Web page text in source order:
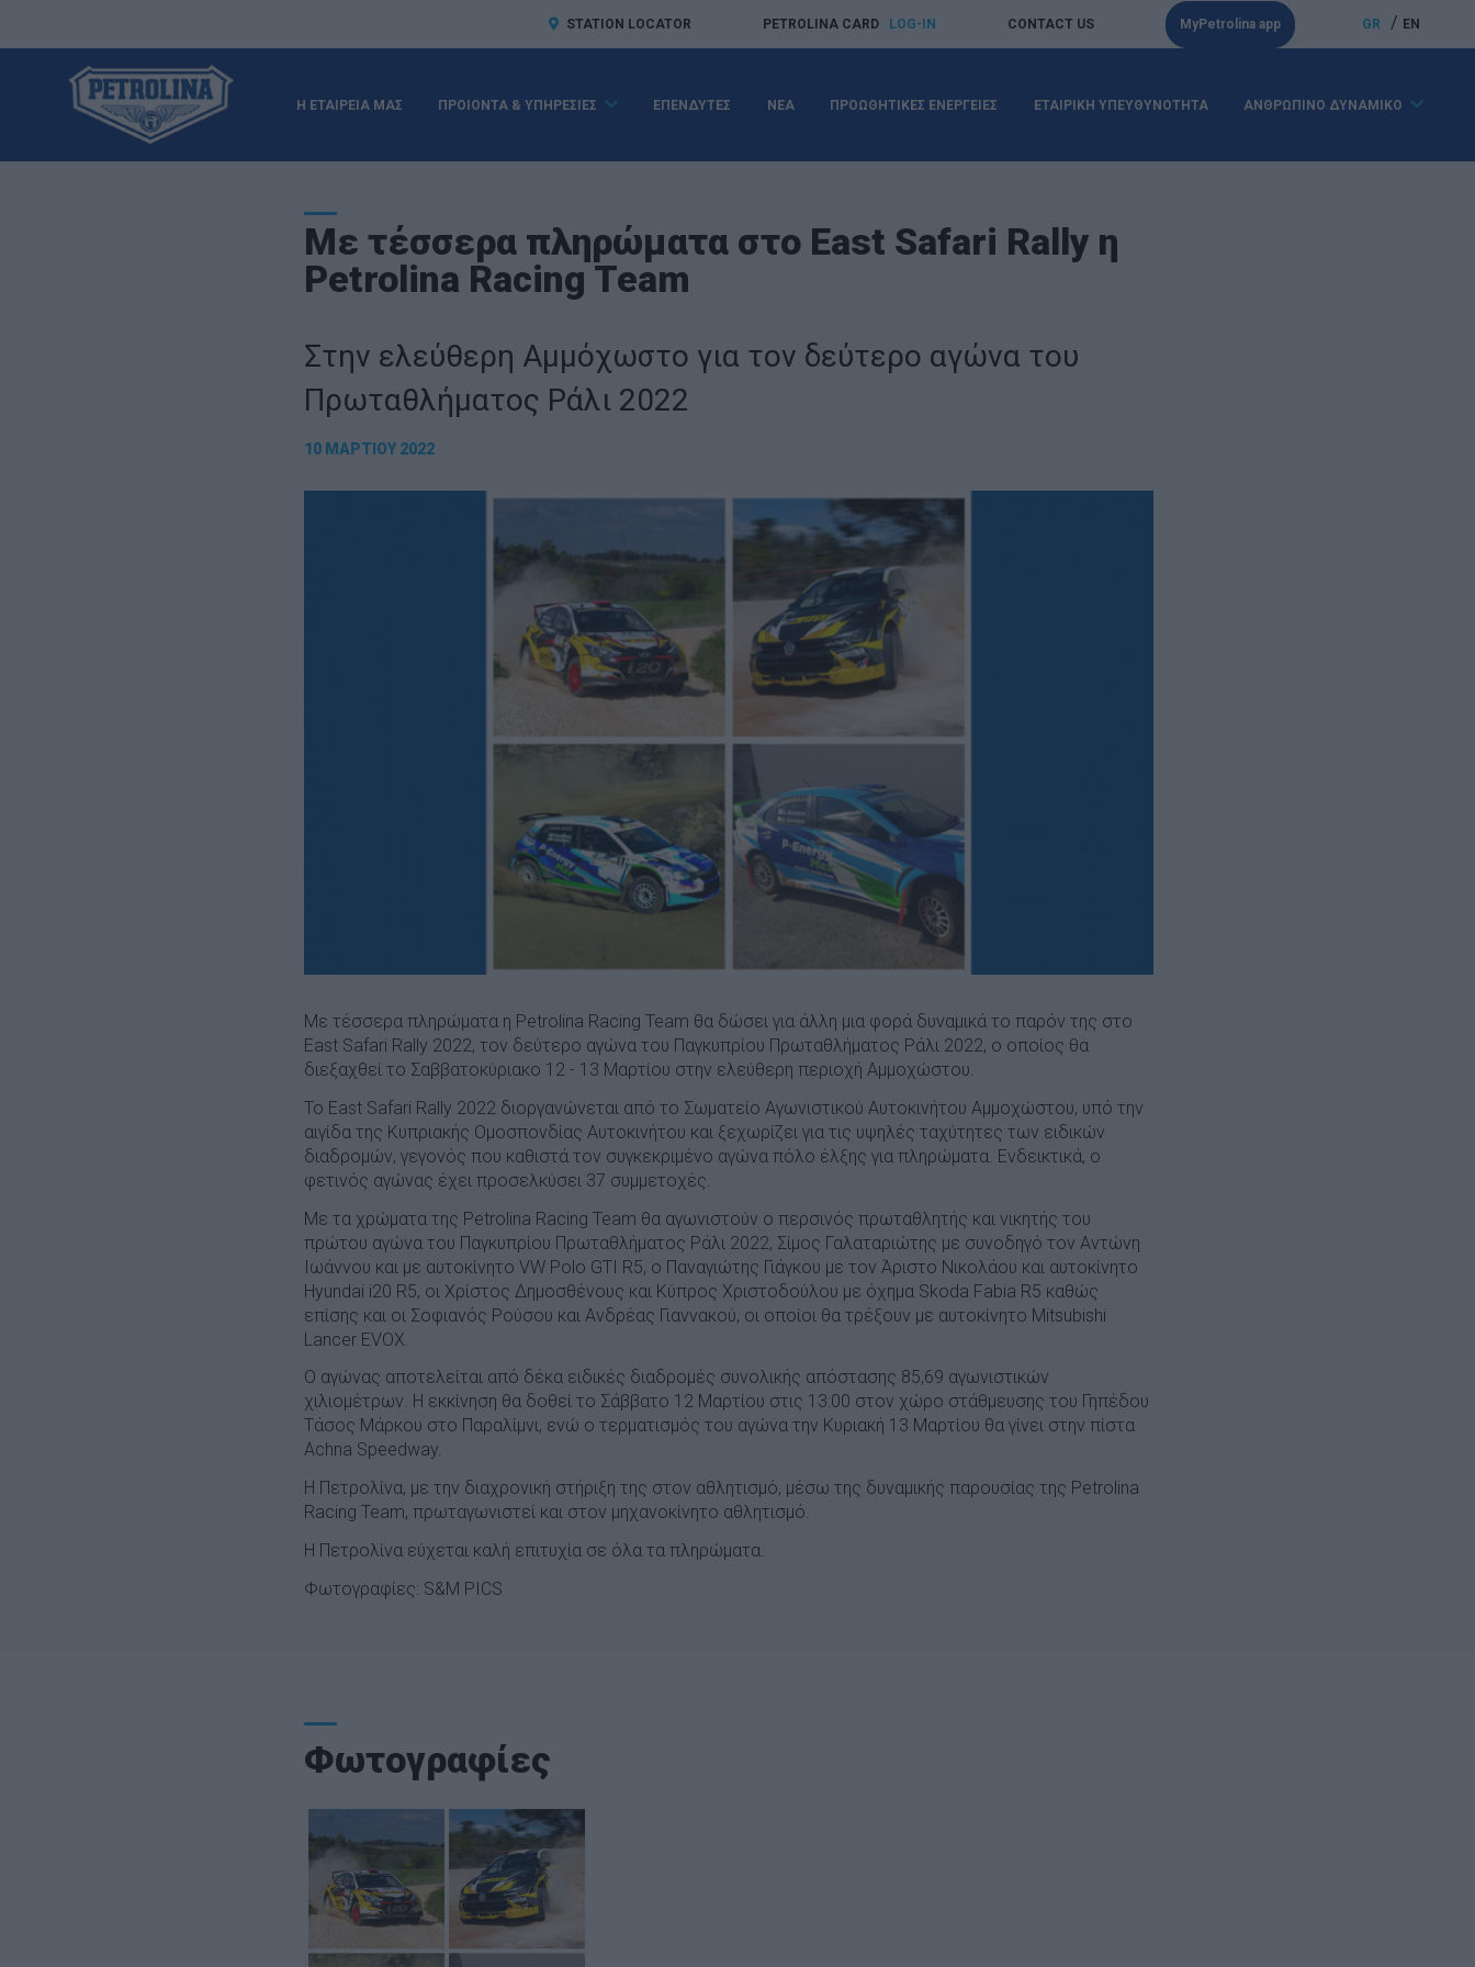
GR / EN
STATION LOCATOR PETROLINA CARD LOG-IN CONTACT US MyPetrolina app
Η ΕΤΑΙΡΕΙΑ ΜΑΣ ΠΡΟΙΟΝΤΑ & ΥΠΗΡΕΣΙΕΣ ΕΠΕΝΔΥΤΕΣ ΝΕΑ ΠΡΟΩΘΗΤΙΚΕΣ ΕΝΕΡΓΕΙΕΣ ΕΤΑΙΡΙΚΗ ΥΠΕΥΘΥΝΟΤΗΤΑ ΑΝΘΡΩΠΙΝΟ ΔΥΝΑΜΙΚΟ
Με τέσσερα πληρώματα στο East Safari Rally η
Petrolina Racing Team
Στην ελεύθερη Αμμόχωστο για τον δεύτερο αγώνα του
Πρωταθλήματος Ράλι 2022
10 ΜΑΡΤΊΟΥ 2022
Με τέσσερα πληρώματα η Petrolina Racing Team θα δώσει για άλλη μια φορά δυναμικά το παρόν της στο
East Safari Rally 2022, τον δεύτερο αγώνα του Παγκυπρίου Πρωταθλήματος Ράλι 2022, ο οποίος θα
διεξαχθεί το Σαββατοκύριακο 12 - 13 Μαρτίου στην ελεύθερη περιοχή Αμμοχώστου.
Το East Safari Rally 2022 διοργανώνεται από το Σωματείο Αγωνιστικού Αυτοκινήτου Αμμοχώστου, υπό την
αιγίδα της Κυπριακής Ομοσπονδίας Αυτοκινήτου και ξεχωρίζει για τις υψηλές ταχύτητες των ειδικών
διαδρομών, γεγονός που καθιστά τον συγκεκριμένο αγώνα πόλο έλξης για πληρώματα. Ενδεικτικά, ο
φετινός αγώνας έχει προσελκύσει 37 συμμετοχές.
Με τα χρώματα της Petrolina Racing Team θα αγωνιστούν ο περσινός πρωταθλητής και νικητής του
πρώτου αγώνα του Παγκυπρίου Πρωταθλήματος Ράλι 2022, Σίμος Γαλαταριώτης με συνοδηγό τον Αντώνη
Ιωάννου και με αυτοκίνητο VW Polo GTI R5, ο Παναγιώτης Γιάγκου με τον Άριστο Νικολάου και αυτοκίνητο
Hyundai i20 R5, οι Χρίστος Δημοσθένους και Κύπρος Χριστοδούλου με όχημα Skoda Fabia R5 καθώς
επίσης και οι Σοφιανός Ρούσου και Ανδρέας Γιαννακού, οι οποίοι θα τρέξουν με αυτοκίνητο Mitsubishi
Lancer EVOX.
Ο αγώνας αποτελείται από δέκα ειδικές διαδρομές συνολικής απόστασης 85,69 αγωνιστικών
χιλιομέτρων. Η εκκίνηση θα δοθεί το Σάββατο 12 Μαρτίου στις 13:00 στον χώρο στάθμευσης του Γηπέδου
Τάσος Μάρκου στο Παραλίμνι, ενώ ο τερματισμός του αγώνα την Κυριακή 13 Μαρτίου θα γίνει στην πίστα
Achna Speedway.
Η Πετρολίνα, με την διαχρονική στήριξη της στον αθλητισμό, μέσω της δυναμικής παρουσίας της Petrolina
Racing Team, πρωταγωνιστεί και στον μηχανοκίνητο αθλητισμό.
Η Πετρολίνα εύχεται καλή επιτυχία σε όλα τα πληρώματα.
Φωτογραφίες: S&M PICS
Φωτογραφίες